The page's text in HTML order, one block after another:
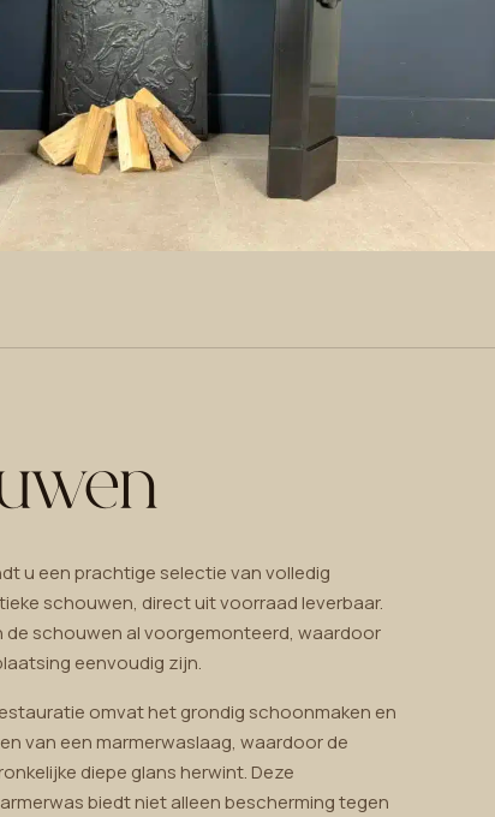
u een prachtige selectie van volledig
schouwen, direct uit voorraad leverbaar.
de schouwen al voorgemonteerd, waardoor
eenvoudig zijn.
omvat het grondig schoonmaken en
van een marmerwaslaag, waardoor de
diepe glans herwint. Deze
biedt niet alleen bescherming tegen